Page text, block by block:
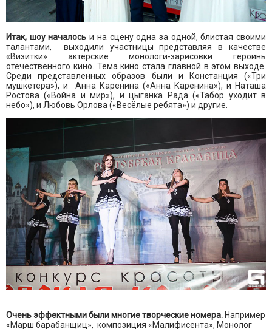
Итак, шоу началось и на сцену одна за одной, блистая своими
талантами, выходили участницы представляя в качестве
«Визитки» актёрские монологи-зарисовки героинь
отечественного кино. Тема кино стала главной в этом выходе.
Среди представленных образов были и Констанция («Три
мушкетера»), и Анна Каренина («Анна Каренина»), и Наташа
Ростова («Война и мир»), и цыганка Рада («Табор уходит в
небо»), и Любовь Орлова («Весёлые ребята») и другие.
Очень эффектными были многие творческие номера. Например
«Марш барабанщиц», композиция «Малифисента», Монолог